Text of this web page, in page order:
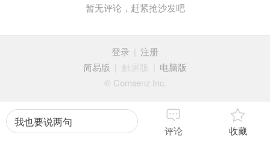
暂无评论，赶紧抢沙发吧
我也要说两句
评论 收藏
登录
注册
简易版
触屏版
电脑版
© Comsenz Inc.